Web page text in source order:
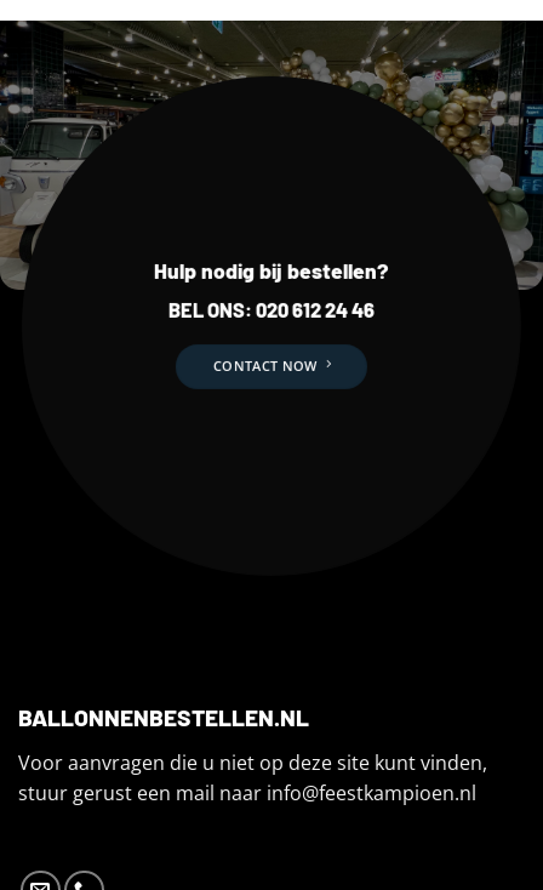
Hulp nodig bij bestellen?
BEL ONS: 020 612 24 46
CONTACT NOW
BALLONNENBESTELLEN.NL
Voor aanvragen die u niet op deze site kunt vinden,
stuur gerust een mail naar info@feestkampioen.nl